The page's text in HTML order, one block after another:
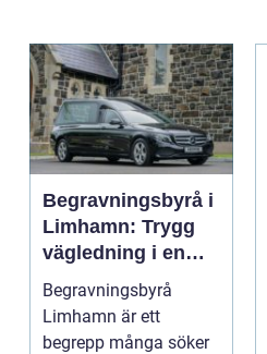
Begravningsbyrå i
Limhamn: Trygg
vägledning i en
svår tid
Begravningsbyrå
Limhamn är ett
begrepp många söker